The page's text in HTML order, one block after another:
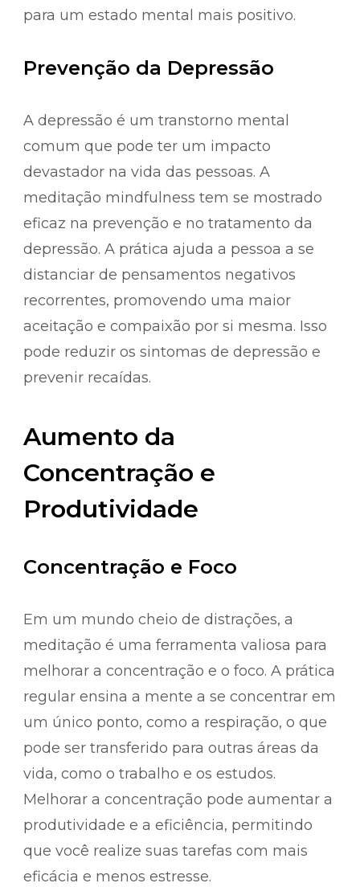
para um estado mental mais positivo.
Prevenção da Depressão
A depressão é um transtorno mental
comum que pode ter um impacto
devastador na vida das pessoas. A
meditação mindfulness tem se mostrado
eficaz na prevenção e no tratamento da
depressão. A prática ajuda a pessoa a se
distanciar de pensamentos negativos
recorrentes, promovendo uma maior
aceitação e compaixão por si mesma. Isso
pode reduzir os sintomas de depressão e
prevenir recaídas.
Aumento da
Concentração e
Produtividade
Concentração e Foco
Em um mundo cheio de distrações, a
meditação é uma ferramenta valiosa para
melhorar a concentração e o foco. A prática
regular ensina a mente a se concentrar em
um único ponto, como a respiração, o que
pode ser transferido para outras áreas da
vida, como o trabalho e os estudos.
Melhorar a concentração pode aumentar a
produtividade e a eficiência, permitindo
que você realize suas tarefas com mais
eficácia e menos estresse.